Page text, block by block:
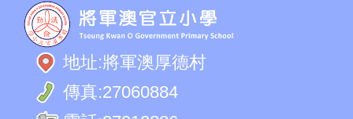
地址:將軍澳厚德村
傳真:27060884